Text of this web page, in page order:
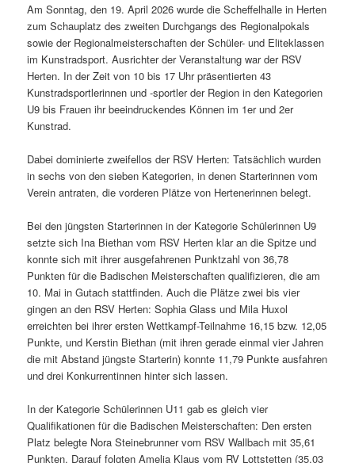
Am Sonntag, den 19. April 2026 wurde die Scheffelhalle in Herten
zum Schauplatz des zweiten Durchgangs des Regionalpokals
sowie der Regionalmeisterschaften der Schüler- und Eliteklassen
im Kunstradsport. Ausrichter der Veranstaltung war der RSV
Herten. In der Zeit von 10 bis 17 Uhr präsentierten 43
Kunstradsportlerinnen und -sportler der Region in den Kategorien
U9 bis Frauen ihr beeindruckendes Können im 1er und 2er
Kunstrad.
Dabei dominierte zweifellos der RSV Herten: Tatsächlich wurden
in sechs von den sieben Kategorien, in denen Starterinnen vom
Verein antraten, die vorderen Plätze von Hertenerinnen belegt.
Bei den jüngsten Starterinnen in der Kategorie Schülerinnen U9
setzte sich Ina Biethan vom RSV Herten klar an die Spitze und
konnte sich mit ihrer ausgefahrenen Punktzahl von 36,78
Punkten für die Badischen Meisterschaften qualifizieren, die am
10. Mai in Gutach stattfinden. Auch die Plätze zwei bis vier
gingen an den RSV Herten: Sophia Glass und Mila Huxol
erreichten bei ihrer ersten Wettkampf-Teilnahme 16,15 bzw. 12,05
Punkte, und Kerstin Biethan (mit ihren gerade einmal vier Jahren
die mit Abstand jüngste Starterin) konnte 11,79 Punkte ausfahren
und drei Konkurrentinnen hinter sich lassen.
In der Kategorie Schülerinnen U11 gab es gleich vier
Qualifikationen für die Badischen Meisterschaften: Den ersten
Platz belegte Nora Steinebrunner vom RSV Wallbach mit 35,61
Punkten. Darauf folgten Amelia Klaus vom RV Lottstetten (35,03